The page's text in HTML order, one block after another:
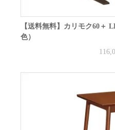
【送料無料】カリモク60＋
色）